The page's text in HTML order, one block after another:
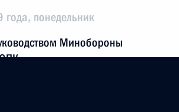
понедельник
Минобороны